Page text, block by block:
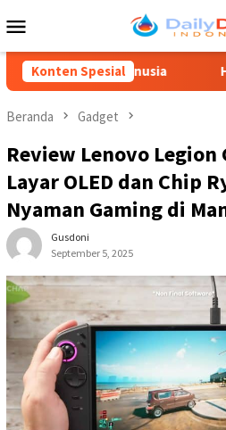
ke
Mobile
Konten Spesial
Manusia Hari Jadi
Beranda Gadget
Review Lenovo Legion
Layar OLED dan Chip
Nyaman Gaming di
Gusdoni
September 5, 2025